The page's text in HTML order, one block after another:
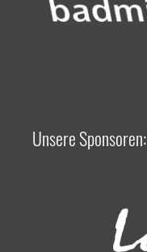
Unsere Sponsoren: